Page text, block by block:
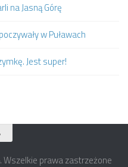
na Jasną Górę
w Puławach
Jest super!
Wszelkie prawa zastrzeżone